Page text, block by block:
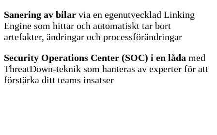
Sanering av bilar via en egenutvecklad Linking
Engine som hittar och automatiskt tar bort
artefakter, ändringar och processförändringar
Security Operations Center (SOC) i en låda med
ThreatDown-teknik som hanteras av experter för att
förstärka ditt teams insatser